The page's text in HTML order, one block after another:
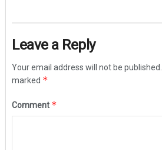
Leave a Reply
Your email address will not be published.
marked *
Comment *